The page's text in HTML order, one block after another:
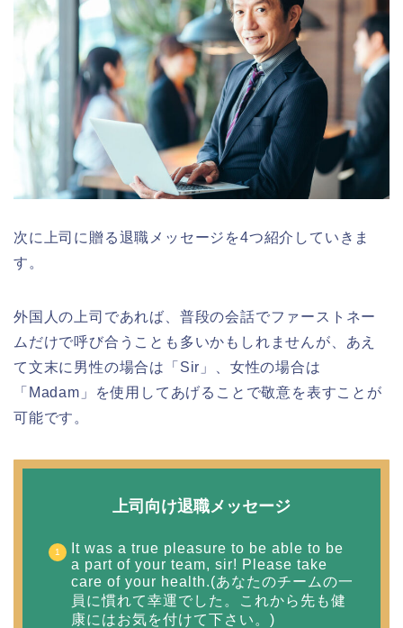
次に上司に贈る退職メッセージを4つ紹介していきま
す。
外国人の上司であれば、普段の会話でファーストネー
ムだけで呼び合うことも多いかもしれませんが、あえ
て文末に男性の場合は「Sir」、女性の場合は
「Madam」を使用してあげることで敬意を表すことが
可能です。
上司向け退職メッセージ
It was a true pleasure to be able to be
a part of your team, sir! Please take
care of your health.(あなたのチームの一
員に慣れて幸運でした。これから先も健
康にはお気を付けて下さい。)